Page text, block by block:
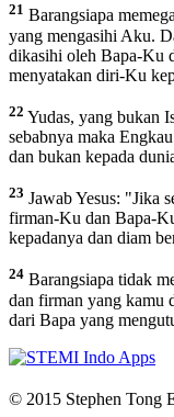
21 Barangsiapa
yang mengasihi Aku.
dikasihi oleh Bapa-Ku
menyatakan diri-Ku
22 Yudas, yang bukan
sebabnya maka
dan bukan kepada
23 Jawab Yesus: "Jika
firman-Ku dan Bapa-
kepadanya dan diam
24 Barangsiapa tidak
dan firman yang kamu
dari Bapa yang
© 2015 Stephen Tong